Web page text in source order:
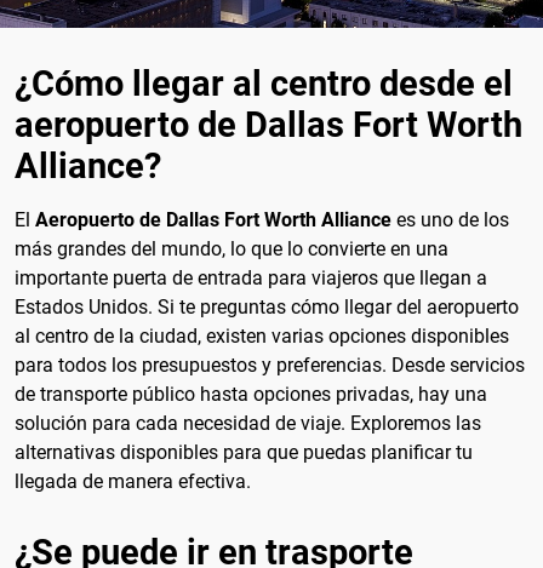
¿Cómo llegar al centro desde el
aeropuerto de Dallas Fort Worth
Alliance?
El Aeropuerto de Dallas Fort Worth Alliance es uno de los
más grandes del mundo, lo que lo convierte en una
importante puerta de entrada para viajeros que llegan a
Estados Unidos. Si te preguntas cómo llegar del aeropuerto
al centro de la ciudad, existen varias opciones disponibles
para todos los presupuestos y preferencias. Desde servicios
de transporte público hasta opciones privadas, hay una
solución para cada necesidad de viaje. Exploremos las
alternativas disponibles para que puedas planificar tu
llegada de manera efectiva.
¿Se puede ir en trasporte